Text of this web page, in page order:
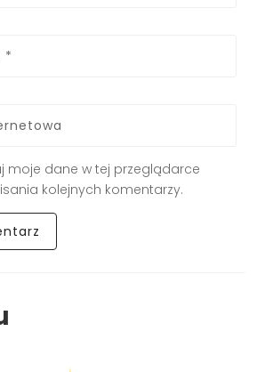
moje dane w tej przeglądarce
kolejnych komentarzy.